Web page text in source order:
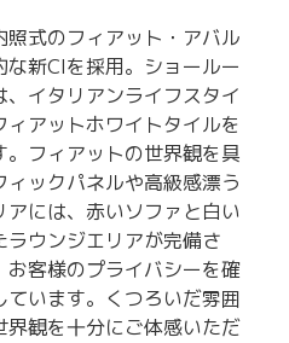
式のフィアット・アバル
新CIを採用。ショールー
イタリアンライフスタイ
アットホワイトタイルを
フィアットの世界観を具
ックパネルや高級感漂う
には、赤いソファと白い
ウンジエリアが完備さ
客様のプライバシーを確
います。くつろいだ雰囲
観を十分にご体感いただ